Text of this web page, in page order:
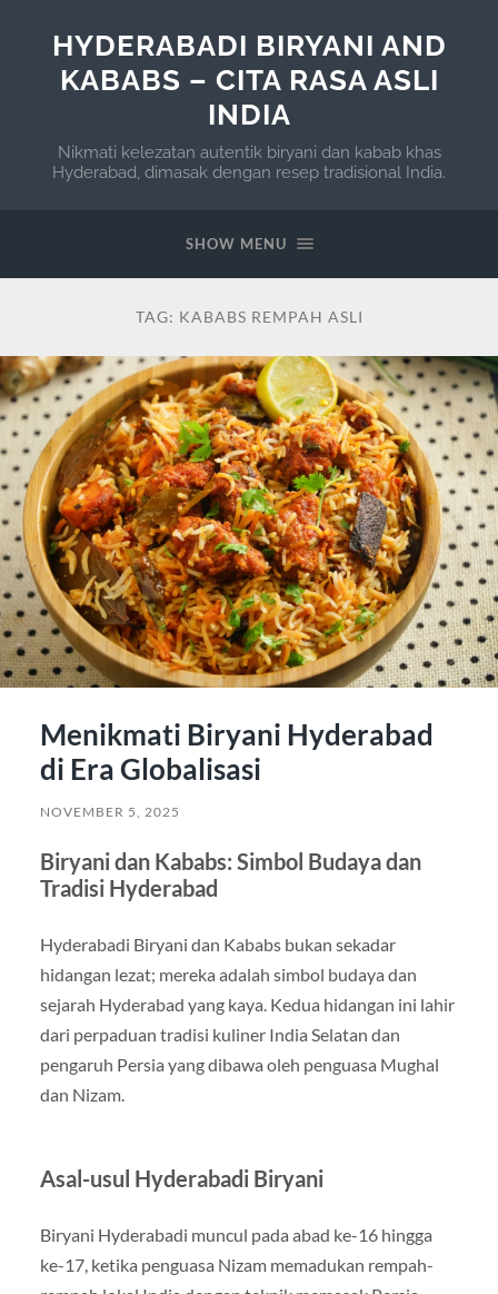
HYDERABADI BIRYANI AND
KABABS – CITA RASA ASLI
INDIA
Nikmati kelezatan autentik biryani dan kabab khas
Hyderabad, dimasak dengan resep tradisional India.
SHOW MENU
TAG: KABABS REMPAH ASLI
Menikmati Biryani Hyderabad
di Era Globalisasi
NOVEMBER 5, 2025
Biryani dan Kababs: Simbol Budaya dan
Tradisi Hyderabad
Hyderabadi Biryani dan Kababs bukan sekadar
hidangan lezat; mereka adalah simbol budaya dan
sejarah Hyderabad yang kaya. Kedua hidangan ini lahir
dari perpaduan tradisi kuliner India Selatan dan
pengaruh Persia yang dibawa oleh penguasa Mughal
dan Nizam.
Asal-usul Hyderabadi Biryani
Biryani Hyderabadi muncul pada abad ke-16 hingga
ke-17, ketika penguasa Nizam memadukan rempah-